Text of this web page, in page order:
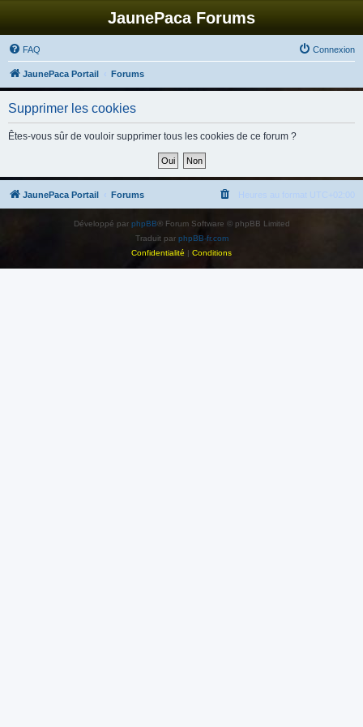
JaunePaca Forums
FAQ Connexion
JaunePaca Portail Forums
Supprimer les cookies
Êtes-vous sûr de vouloir supprimer tous les cookies de ce forum ?
JaunePaca Portail Forums Heures au format UTC+02:00
Développé par phpBB® Forum Software © phpBB Limited
Traduit par phpBB-fr.com
Confidentialité | Conditions